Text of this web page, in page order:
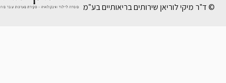
© ד"ר מיקי לוריאן שירותים בריאותיים בע"מ